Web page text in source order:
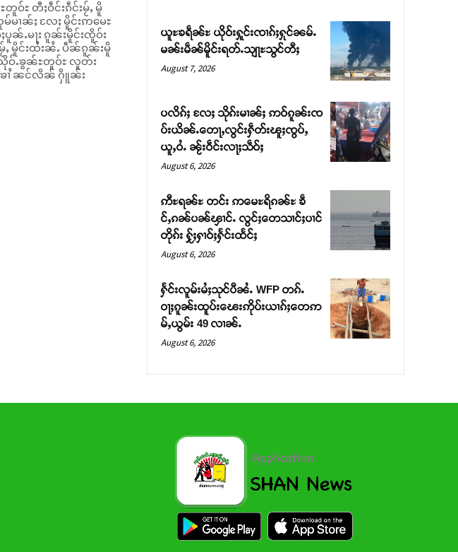
ဝ်ႊ တီႈဝဵင်းၵဵင်းမႂ်ႇ မိူ
မၢၼ်ႈ လႄႈ မိူင်းဢမေႊ
မိူင်းထႆးၼႆႉ ပဵၼ်ၵူၼ်းမိူ
သိုဝ်ႉၶွၼ်ႊတူဝ်ႊ လူတ်း
ႉၶၢႆ ၼင်လိၼ် ႁိူၼ်း
ယူႊၶရဵၼ်ႊ ယိုဝ်းႁူင်းၸၢၵ်ႈႁုင်ၼမ်ႉ
မၼ်းမဵၼ်မိူင်းရတ်ႉသျႃႊသွင်တီႈ
August 7, 2026
ပလိၵ်ႈ လႄႈ သိုၵ်းမၢၼ်ႈ ဢဝ်ၵူၼ်းၸ
ပ်းယိၼ်ႉတေႃႇလွင်းႁဵတ်းၽူႈၸွပ်ႇ
ယူႇဝႆႉ ၼႂ်းဝဵင်းလႃႈသဵဝ်ႈ
August 6, 2026
ဢီႊရၼ်ႊ တင်း ဢမေႊရိၵၼ်ႊ ၶဵ
င်ႇၵၼ်ပၼ်ၾၢင်ႉ လွင်ႈတေသၢင်ႈပၢင်
တိုၵ်း ႁႂ်ႈႁၢဝ်ႈႁႅင်းထႅင်ႈ
August 6, 2026
ႁႅင်းလူမ်းမႆႈသုင်ပီၼႆႉ WFP တၵ်ႉ
ဝႃႈၵူၼ်းထူပ်းၽေးဢိုပ်းယၢၵ်ႈတေဢ
မ်ႇယွမ်း 49 လၢၼ်ႉ
August 6, 2026